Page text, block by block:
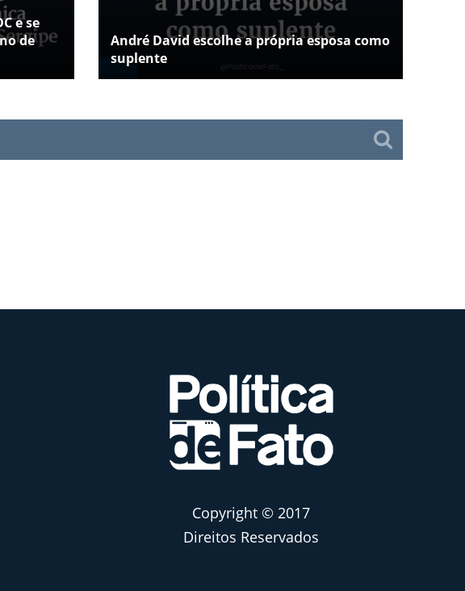
e se
de
André David escolhe a própria esposa como
suplente
Copyright © 2017
Direitos Reservados